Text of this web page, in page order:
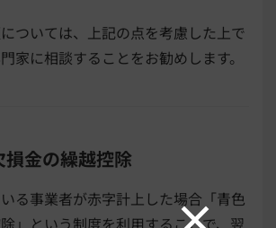
ついては、上記の点を考慮した上で
家に相談することをお勧めします。
損金の繰越控除
る事業者が赤字計上した場合「青色
」という制度を利用することで、翌